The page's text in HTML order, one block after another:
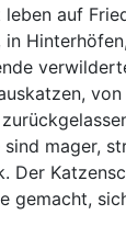
leben auf
in
sind mager,
Der
gemacht,